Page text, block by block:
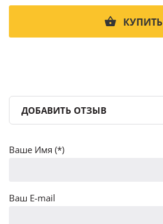
КУПИТЬ
ДОБАВИТЬ ОТЗЫВ
Ваше Имя (*)
Ваш E-mail